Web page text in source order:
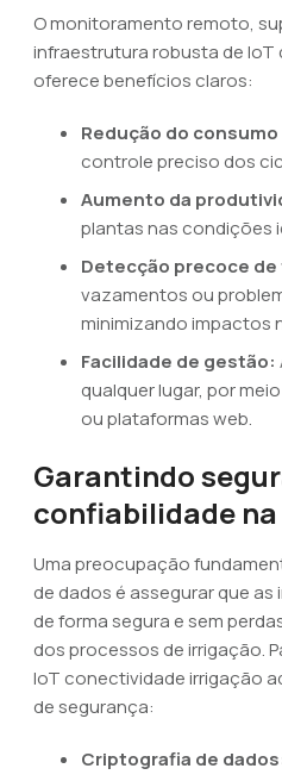
O monitoramento remoto,
infraestrutura robusta de
oferece benefícios claros:
Redução do
controle preciso dos
Aumento da
plantas nas condições
Detecção precoce de
vazamentos ou
minimizando impactos
Facilidade de gestão:
qualquer lugar, por
ou plataformas web.
Garantindo
confiabilidade
Uma preocupação
de dados é assegurar que
de forma segura e sem
dos processos de irrigação.
IoT conectividade irrigação
de segurança:
Criptografia de